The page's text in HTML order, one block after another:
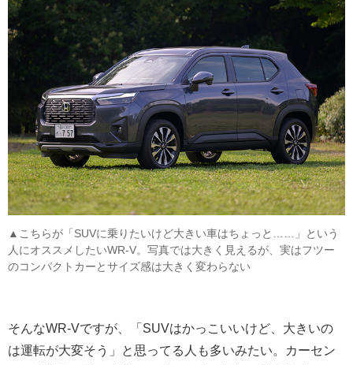
▲こちらが「SUVに乗りたいけど大きい車はちょっと……」という
人にオススメしたいWR-V。写真では大きく見えるが、実はフツー
のコンパクトカーとサイズ感は大きく変わらない
そんなWR-Vですが、「SUVはかっこいいけど、大きいの
は運転が大変そう」と思ってる人も多いみたい。カーセン